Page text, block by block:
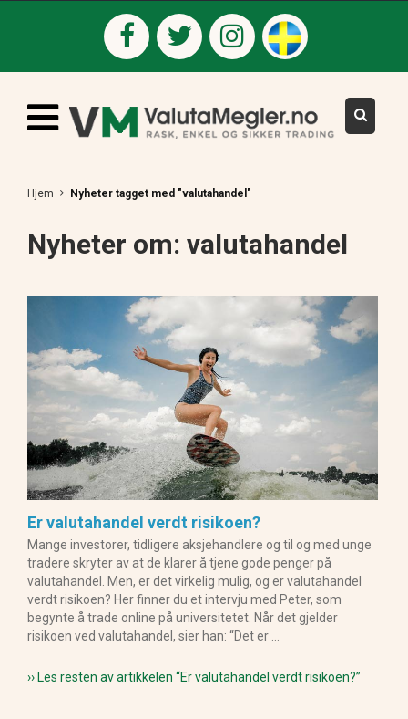
Hjem Nyheter tagget med "valutahandel"
Nyheter om: valutahandel
Er valutahandel verdt risikoen?
Mange investorer, tidligere aksjehandlere og til og med unge
tradere skryter av at de klarer å tjene gode penger på
valutahandel. Men, er det virkelig mulig, og er valutahandel
verdt risikoen? Her finner du et intervju med Peter, som
begynte å trade online på universitetet. Når det gjelder
risikoen ved valutahandel, sier han: “Det er …
›› Les resten av artikkelen “Er valutahandel verdt risikoen?”